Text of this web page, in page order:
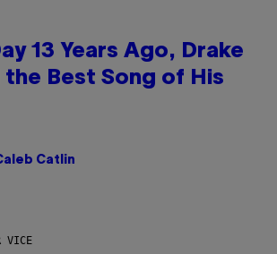
13 Years Ago, Drake
the Best Song of His
Catlin
VICE